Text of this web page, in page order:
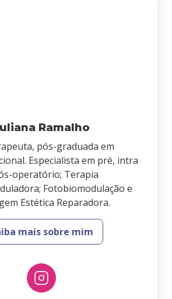
Ramalho
pós-graduada em
Especialista em pré, intra
operatório; Terapia
Fotobiomodulação e
Estética Reparadora.
mais sobre mim